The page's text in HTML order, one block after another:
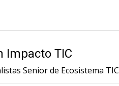
Impacto TIC
Senior de Ecosistema TIC